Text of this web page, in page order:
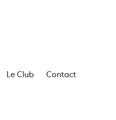
Le Club Contact